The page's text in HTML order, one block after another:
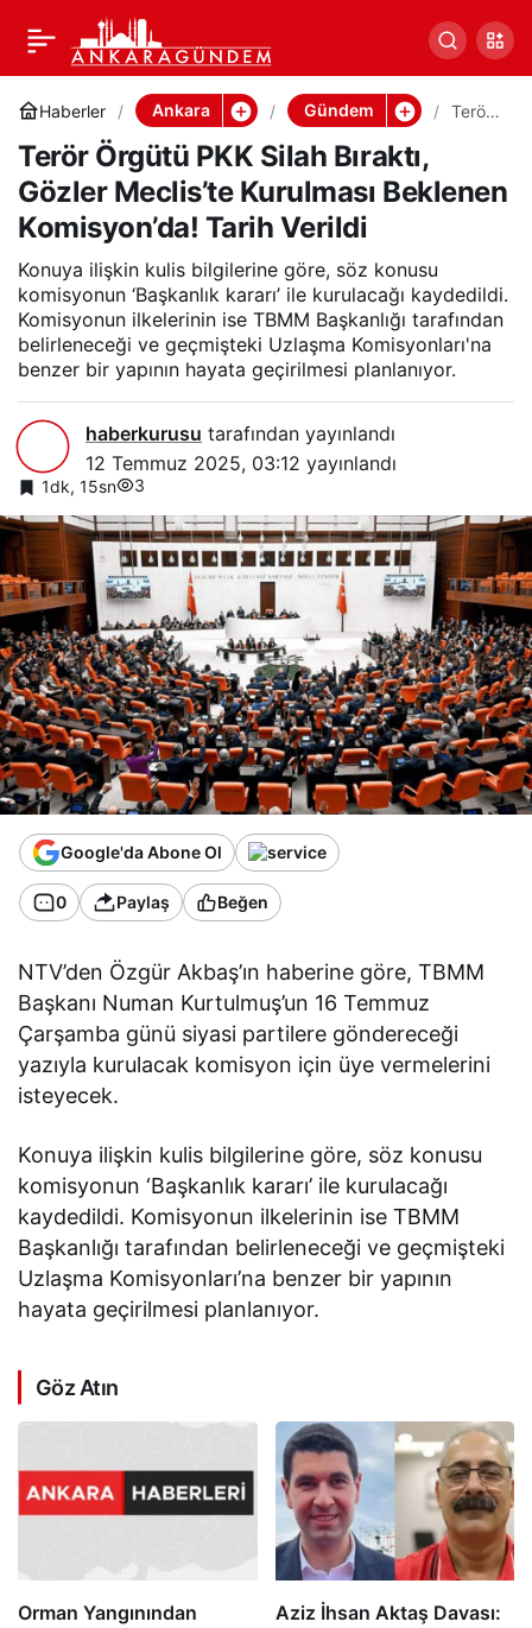
Haberler Ankara Gündem
Terör
Bıraktı
Kurul
ması
Bekle
nen
Komis
Terör Örgütü PKK Silah Bıraktı,
Gözler Meclis’te Kurulması Beklenen
Komisyon’da! Tarih Verildi
Konuya ilişkin kulis bilgilerine göre, söz konusu
komisyonun ‘Başkanlık kararı’ ile kurulacağı kaydedildi.
Komisyonun ilkelerinin ise TBMM Başkanlığı tarafından
belirleneceği ve geçmişteki Uzlaşma Komisyonları'na
benzer bir yapının hayata geçirilmesi planlanıyor.
haberkurusu tarafından yayınlandı
12 Temmuz 2025, 03:12 yayınlandı
1dk, 15sn 3
Google'da Abone Ol
0 Paylaş Beğen
NTV’den Özgür Akbaş’ın haberine göre, TBMM
Başkanı Numan Kurtulmuş’un 16 Temmuz
Çarşamba günü siyasi partilere göndereceği
yazıyla kurulacak komisyon için üye vermelerini
isteyecek.
Konuya ilişkin kulis bilgilerine göre, söz konusu
komisyonun ‘Başkanlık kararı’ ile kurulacağı
kaydedildi. Komisyonun ilkelerinin ise TBMM
Başkanlığı tarafından belirleneceği ve geçmişteki
Uzlaşma Komisyonları’na benzer bir yapının
hayata geçirilmesi planlanıyor.
Göz Atın
Orman Yangınından
Aziz İhsan Aktaş Davası:
Terör Örgütü PKK Silah
Bıraktı, Gözler Meclis’te
Kurulması Beklenen
Komisyon’da! Tarih
Verildi
0 Paylaş